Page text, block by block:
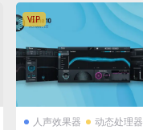
VIP
人声效果器 动态处理器